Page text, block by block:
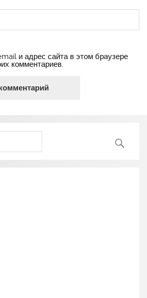
и адрес сайта в этом браузере
комментариев.